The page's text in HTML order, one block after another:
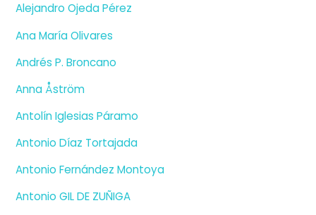
Alejandro Ojeda Pérez
Ana María Olivares
Andrés P. Broncano
Anna Åström
Antolín Iglesias Páramo
Antonio Díaz Tortajada
Antonio Fernández Montoya
Antonio GIL DE ZUÑIGA